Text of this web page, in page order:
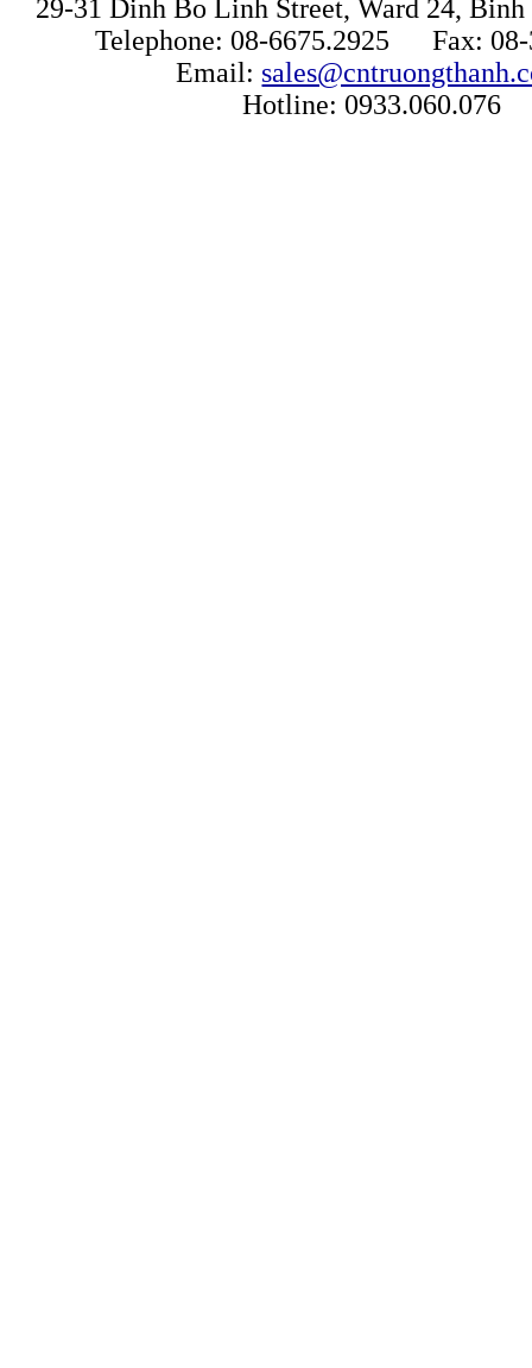
29-31 Dinh Bo Linh Street, Ward 24,
Telephone: 08-6675.2925 Fax: 08-
Email:
Hotline: 0933.060.076